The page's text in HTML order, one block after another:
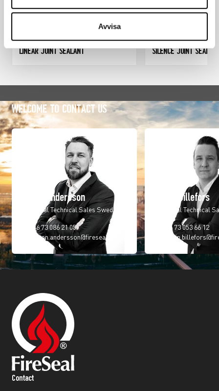
Avvisa
Linear Joint Sealant Silence Joint
Welcome to contact us
Anton Andersson
Regional Technical Sales Sweden
+46 73 086 21 05
anton.andersson@fireseal.se
Robin Billefors
Regional Technical
+46 73 053 66 12
Contact